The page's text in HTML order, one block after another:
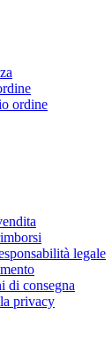
ordine
legale
di consegna
privacy